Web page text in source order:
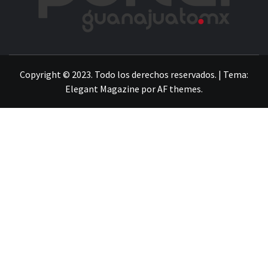
Copyright © 2023. Todo los derechos reservados. | Tema:
Elegant Magazine porAF themes.